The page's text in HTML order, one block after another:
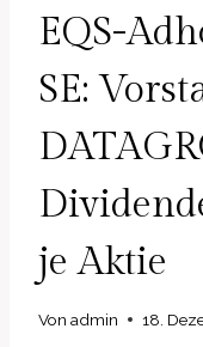
EQS-
SE:
je Aktie
Von admin 18.